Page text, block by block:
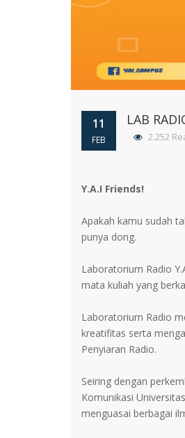
11
FEB
LAB
2.252
Y.A.I Friends!
Apakah kamu sudah
punya dong.
Laboratorium Radio
mata kuliah yang
Laboratorium Radio
kreatifitas serta
Penyiaran Radio.
Seiring dengan
Komunikasi
menguasai berbagai